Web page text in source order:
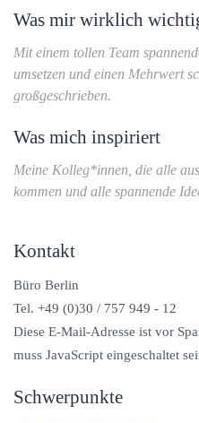
Was mir wirklich
Mit einem tollen Team
umsetzen und einen Mehrwert
großgeschrieben.
Was mich inspiriert
Meine Kolleg*innen, die alle
kommen und alle spannende
Kontakt
Büro Berlin
Tel. +49 (0)30 / 757 949 - 12
Diese E-Mail-Adresse ist vor
muss JavaScript eingeschaltet
Schwerpunkte